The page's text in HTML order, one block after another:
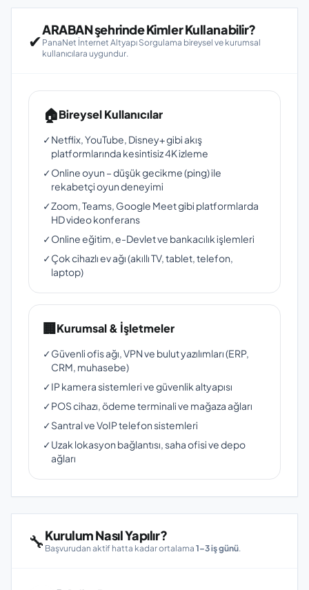
✔
ARABAN şehrinde Kimler Kullanabilir?
PanaNet İnternet Altyapı Sorgulama bireysel ve kurumsal
kullanıcılara uygundur.
🏠Bireysel Kullanıcılar
✓Netflix, YouTube, Disney+ gibi akış
platformlarında kesintisiz 4K izleme
✓Online oyun – düşük gecikme (ping) ile
rekabetçi oyun deneyimi
✓Zoom, Teams, Google Meet gibi platformlarda
HD video konferans
✓Online eğitim, e-Devlet ve bankacılık işlemleri
✓Çok cihazlı ev ağı (akıllı TV, tablet, telefon,
laptop)
🏢Kurumsal & İşletmeler
✓Güvenli ofis ağı, VPN ve bulut yazılımları (ERP,
CRM, muhasebe)
✓IP kamera sistemleri ve güvenlik altyapısı
✓POS cihazı, ödeme terminali ve mağaza ağları
✓Santral ve VoIP telefon sistemleri
✓Uzak lokasyon bağlantısı, saha ofisi ve depo
ağları
🔧Kurulum Nasıl Yapılır?
Başvurudan aktif hatta kadar ortalama 1–3 iş günü.